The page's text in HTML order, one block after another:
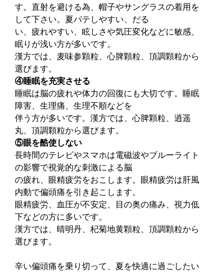
す。直射を避ける為、帽子やサングラスの着用を
して下さい。夏バテしやすい、だる
い、疲れやすい、眩しさや気圧変化などに敏感、
眠りが浅い方が多いです。
漢方では、麦味参顆粒、心脾顆粒、頂調顆粒から
選びます。
④睡眠を充実させる
睡眠は脳の疲れや体力の回復にも大切です。睡眠
障害、生理痛、生理不順などを
伴う方が多いです。漢方では、心脾顆粒、逍遥
丸、頂調顆粒から選びます。
⑤眼を酷使しない
長時間のテレビやスマホは電磁波やブルーライト
の影響で視覚的な刺激による脳
の疲れ、眼精疲労をおこします。眼精疲労は肝風
内動で偏頭痛を引き起こします。
眼精疲労、血圧が不安定、目の奥の痛み、視力低
下などの方に多いです。
漢方では、晴明丹、杞菊地黄顆粒、頂調顆粒から
選びます。
辛い偏頭痛を乗り切って、夏を快適に過ごしたい